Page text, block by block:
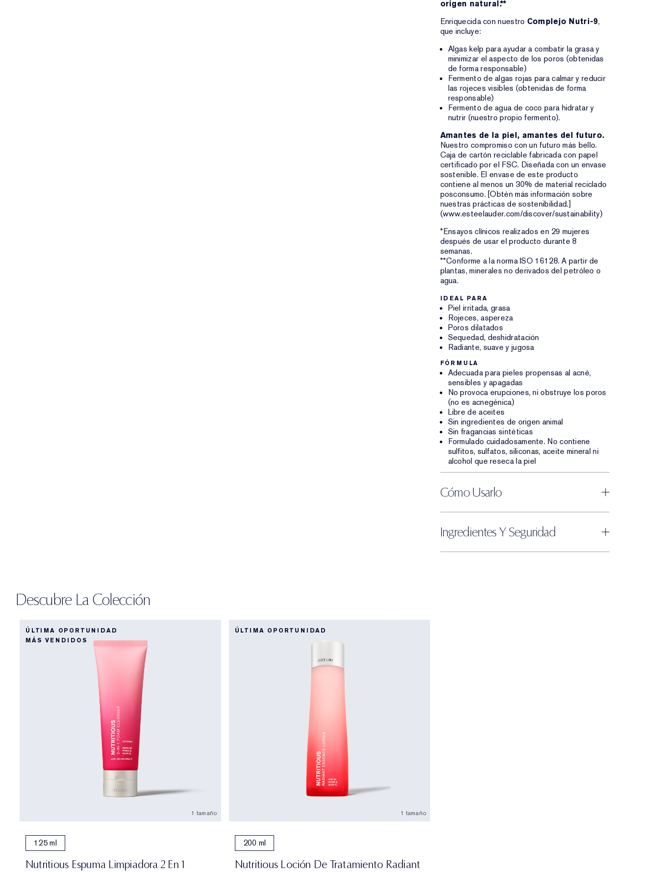
origen natural.**
Enriquecida con nuestro Complejo Nutri-9,
que incluye:
Algas kelp para ayudar a combatir la grasa y
minimizar el aspecto de los poros (obtenidas
de forma responsable)
Fermento de algas rojas para calmar y reducir
las rojeces visibles (obtenidas de forma
responsable)
Fermento de agua de coco para hidratar y
nutrir (nuestro propio fermento).
Amantes de la piel, amantes del futuro.
Nuestro compromiso con un futuro más bello.
Caja de cartón reciclable fabricada con papel
certificado por el FSC. Diseñada con un envase
sostenible. El envase de este producto
contiene al menos un 30% de material reciclado
posconsumo. [Obtén más información sobre
nuestras prácticas de sostenibilidad.]
(www.esteelauder.com/discover/sustainability)
*Ensayos clínicos realizados en 29 mujeres
después de usar el producto durante 8
semanas.
**Conforme a la norma ISO 16128. A partir de
plantas, minerales no derivados del petróleo o
agua.
IDEAL PARA
Piel irritada, grasa
Rojeces, aspereza
Poros dilatados
Sequedad, deshidratación
Radiante, suave y jugosa
FÓRMULA
Adecuada para pieles propensas al acné,
sensibles y apagadas
No provoca erupciones, ni obstruye los poros
(no es acnegénica)
Libre de aceites
Sin ingredientes de origen animal
Sin fragancias sintéticas
Formulado cuidadosamente. No contiene
sulfitos, sulfatos, siliconas, aceite mineral ni
alcohol que reseca la piel
Cómo Usarlo
Ingredientes Y Seguridad
Descubre La Colección
ÚLTIMA OPORTUNIDAD
MÁS VENDIDOS
1 tamaño
125 ml
Nutritious Espuma Limpiadora 2 En 1
ÚLTIMA OPORTUNIDAD
1 tamaño
200 ml
Nutritious Loción De Tratamiento Radiant